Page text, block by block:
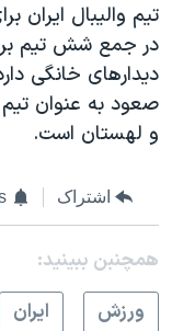
تیم والیبال ایران
در جمع شش تیم
صعود به عنوان تیم
و لهستان است.
اشتراک
همچنبن ببینید:
ورزش
ايران